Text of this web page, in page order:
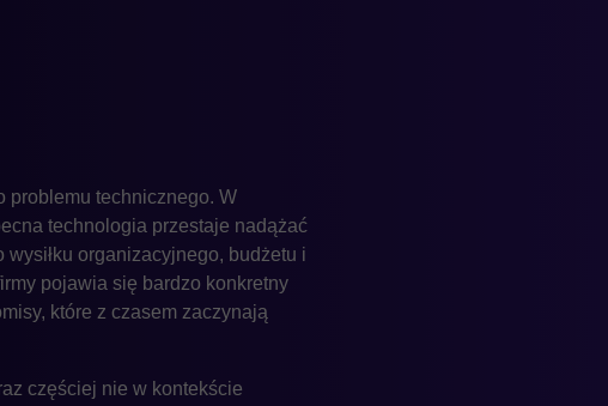
problemu technicznego. W
technologia przestaje nadążać
organizacyjnego, budżetu i
pojawia się bardzo konkretny
które z czasem zaczynają
częściej nie w kontekście